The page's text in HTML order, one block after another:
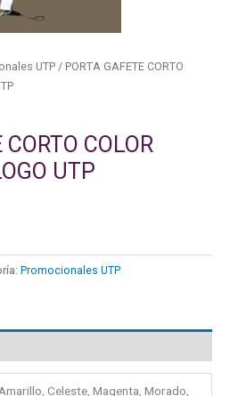
UTP/ PORTA GAFETE CORTO
COLOR
UTP
Promocionales UTP
Celeste, Magenta, Morado,